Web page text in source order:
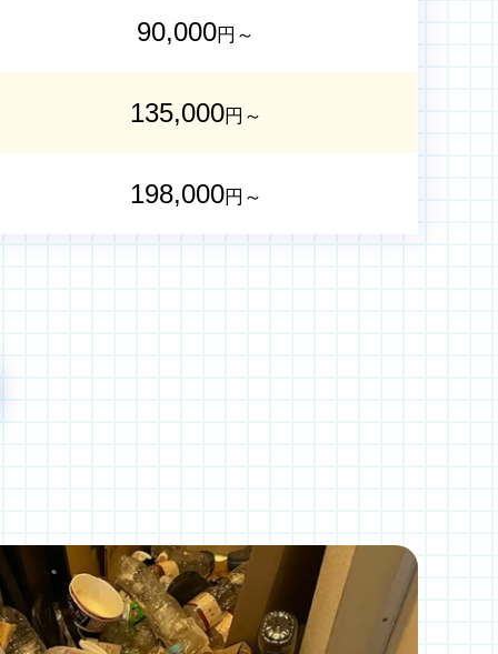
90,000円～
135,000円～
198,000円～